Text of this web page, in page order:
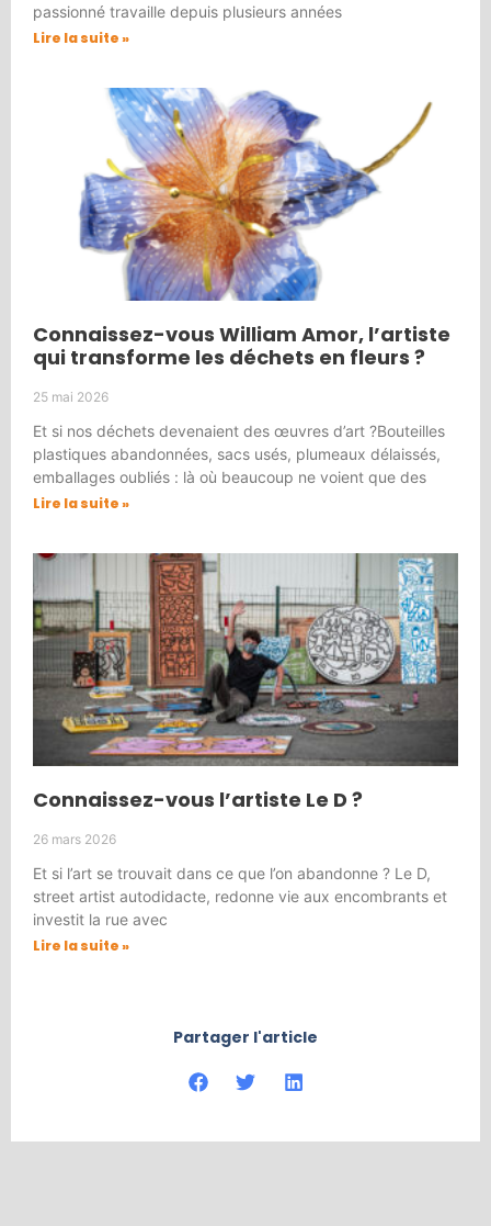
passionné travaille depuis plusieurs années
Lire la suite »
Connaissez-vous William Amor, l’artiste
qui transforme les déchets en fleurs ?
25 mai 2026
Et si nos déchets devenaient des œuvres d’art ?Bouteilles
plastiques abandonnées, sacs usés, plumeaux délaissés,
emballages oubliés : là où beaucoup ne voient que des
Lire la suite »
Connaissez-vous l’artiste Le D ?
26 mars 2026
Et si l’art se trouvait dans ce que l’on abandonne ? Le D,
street artist autodidacte, redonne vie aux encombrants et
investit la rue avec
Lire la suite »
Partager l'article